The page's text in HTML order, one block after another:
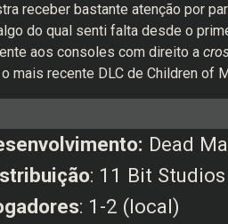
receber bastante atenção por
do qual senti falta desde o
aos consoles com direito a
o mais recente DLC de Children of
Dead
: 11 Bit Studios
: 1-2 (local)